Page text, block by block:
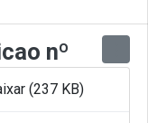
nº
Artur
(237 KB)